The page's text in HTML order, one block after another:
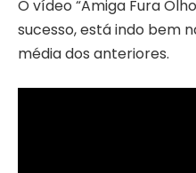
O vídeo “Amiga Fura
sucesso, está indo bem
média dos anteriores.